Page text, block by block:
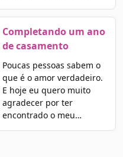
Completando um ano
de casamento
Poucas pessoas sabem o
que é o amor verdadeiro.
E hoje eu quero muito
agradecer por ter
encontrado o meu…